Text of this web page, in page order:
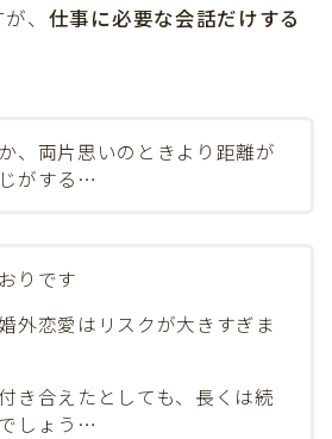
、 仕事に必要な会話だけする
、両片思いのときより距離が
がする…
りです
外恋愛はリスクが大きすぎま
き合えたとしても、長くは続
しょう…